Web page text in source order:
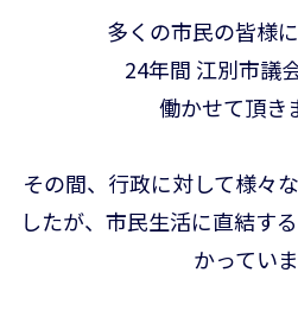
多くの市民の皆様に
24年間 江別市議
働かせて頂き
その間、行政に対して様々
したが、市民生活に直結す
かっていま